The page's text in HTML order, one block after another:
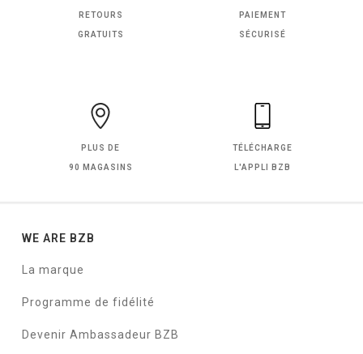
RETOURS
GRATUITS
PAIEMENT
SÉCURISÉ
PLUS DE
90 MAGASINS
TÉLÉCHARGE
L'APPLI BZB
WE ARE BZB
La marque
Programme de fidélité
Devenir Ambassadeur BZB